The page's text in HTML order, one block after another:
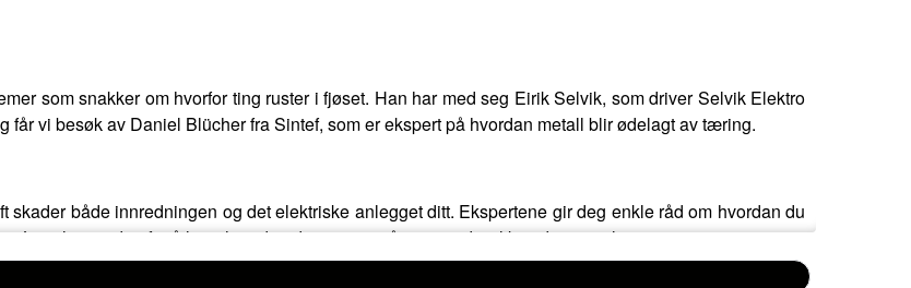
som snakker om hvorfor ting ruster i fjøset. Han har med seg Eirik Selvik, som driver Selvik Elektro
vi besøk av Daniel Blücher fra Sintef, som er ekspert på hvordan metall blir ødelagt av tæring.
både innredningen og det elektriske anlegget ditt. Ekspertene gir deg enkle råd om hvordan du
Lytt til episoden for å lære hvordan du tar vare på utstyret ditt slik at det varer lenger.